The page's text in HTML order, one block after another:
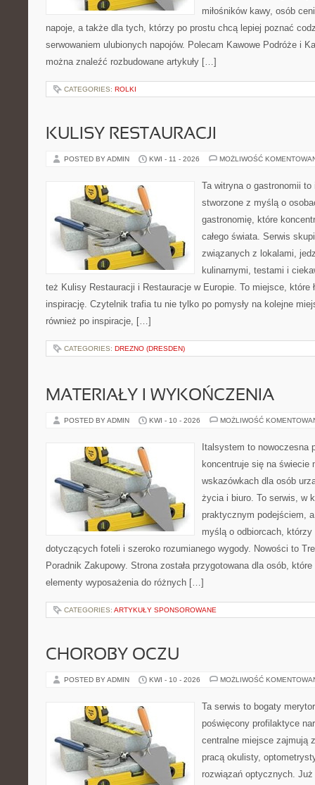
miłośników kawy, osób
napoje, a także dla tych, którzy po prostu chcą lepiej poznać
serwowaniem ulubionych napojów. Polecam Kawowe Podróże i
można znaleźć rozbudowane artykuły […]
CATEGORIES: ROLKI
KULISY RESTAURACJI
POSTED BY ADMIN KWI - 11 - 2026 MOŻLIWOŚĆ
Ta witryna o gastronomii
stworzone z myślą o
gastronomię, które
całego świata. Serwis
związanych z lokalami,
kulinarnymi, testami i
też Kulisy Restauracji i Restauracje w Europie. To miejsce, które
inspirację. Czytelnik trafia tu nie tylko po pomysły na kolejne
również po inspiracje, […]
CATEGORIES: DREZNO (DRESDEN)
MATERIAŁY I WYKOŃCZENIA
POSTED BY ADMIN KWI - 10 - 2026 MOŻLIWOŚĆ
Italsystem to nowoczesna
koncentruje się na świecie
wskazówkach dla osób
życia i biuro. To serwis, w
praktycznym podejściem,
myślą o odbiorcach,
dotyczących foteli i szeroko rozumianego wygody. Nowości to
Poradnik Zakupowy. Strona została przygotowana dla osób,
elementy wyposażenia do różnych […]
CATEGORIES: ARTYKUŁY SPONSOROWANE
CHOROBY OCZU
POSTED BY ADMIN KWI - 10 - 2026 MOŻLIWOŚĆ
Ta serwis to bogaty
poświęcony profilaktyce
centralne miejsce zajmują
pracą okulisty,
rozwiązań optycznych.